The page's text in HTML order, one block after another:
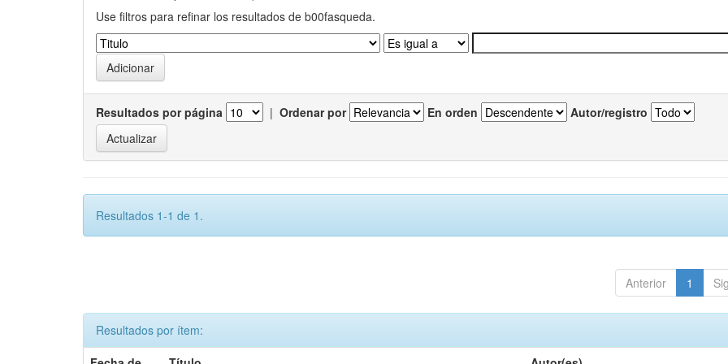
Use filtros para refinar los resultados de b00fasqueda.
Resultados por página | Ordenar por En orden Autor/registro
Resultados 1-1 de 1.
Anterior 1
Resultados por ítem: